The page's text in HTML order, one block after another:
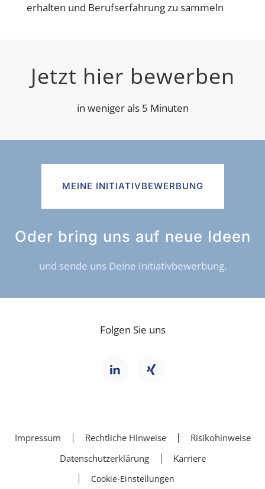
erhalten und Berufserfahrung zu sammeln
Jetzt hier bewerben
in weniger als 5 Minuten
MEINE INITIATIVBEWERBUNG
Oder bring uns auf neue Ideen
und sende uns Deine Initiativbewerbung.
Folgen Sie uns
Impressum Rechtliche Hinweise
Risikohinweise
Datenschutzerklärung
Karriere
Cookie-Einstellungen